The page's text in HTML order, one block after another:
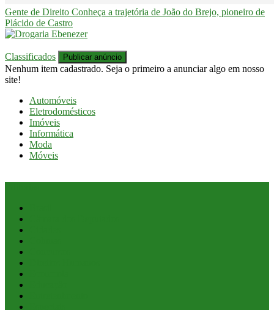
Gente de Direito Conheça a trajetória de João do Brejo, pioneiro de
Plácido de Castro
Classificados Publicar anúncio
Nenhum item cadastrado. Seja o primeiro a anunciar algo em nosso
site!
Automóveis
Eletrodomésticos
Imóveis
Informática
Moda
Móveis